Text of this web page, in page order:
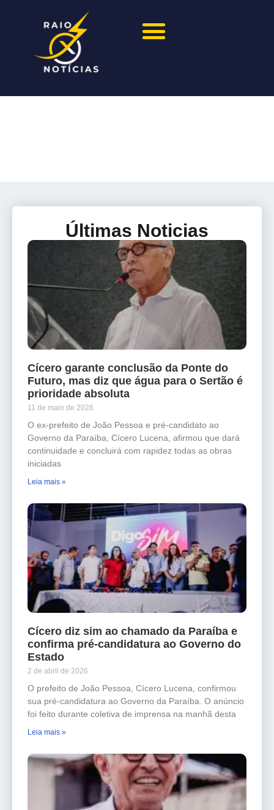
Últimas Noticias
Cícero garante conclusão da Ponte do
Futuro, mas diz que água para o Sertão é
prioridade absoluta
11 de maio de 2026
O ex-prefeito de João Pessoa e pré-candidato ao
Governo da Paraíba, Cícero Lucena, afirmou que dará
continuidade e concluirá com rapidez todas as obras
iniciadas
Leia mais »
Cícero diz sim ao chamado da Paraíba e
confirma pré-candidatura ao Governo do
Estado
2 de abril de 2026
O prefeito de João Pessoa, Cícero Lucena, confirmou
sua pré-candidatura ao Governo da Paraíba. O anúncio
foi feito durante coletiva de imprensa na manhã desta
Leia mais »